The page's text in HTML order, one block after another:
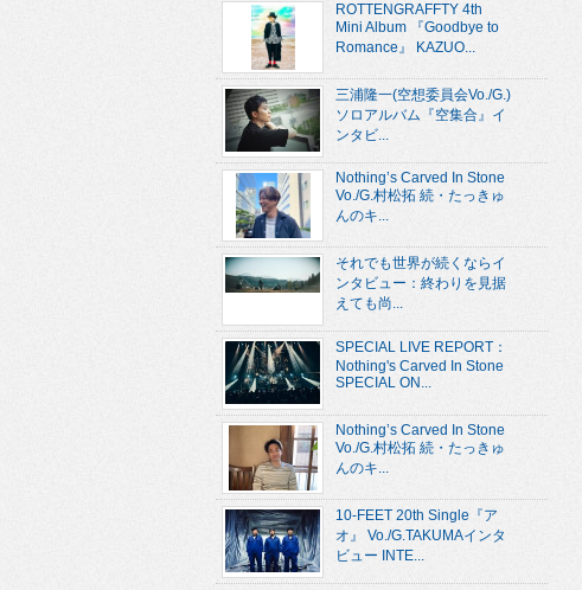
ROTTENGRAFFTY 4th
Mini Album 『Goodbye to
Romance』 KAZUO...
三浦隆一(空想委員会Vo./G.)
ソロアルバム『空集合』イ
ンタビ...
Nothing’s Carved In Stone
Vo./G.村松拓 続・たっきゅ
んのキ...
それでも世界が続くならイ
ンタビュー：終わりを見据
えても尚...
SPECIAL LIVE REPORT：
Nothing's Carved In Stone
SPECIAL ON...
Nothing’s Carved In Stone
Vo./G.村松拓 続・たっきゅ
んのキ...
10-FEET 20th Single『ア
オ』 Vo./G.TAKUMAインタ
ビュー INTE...